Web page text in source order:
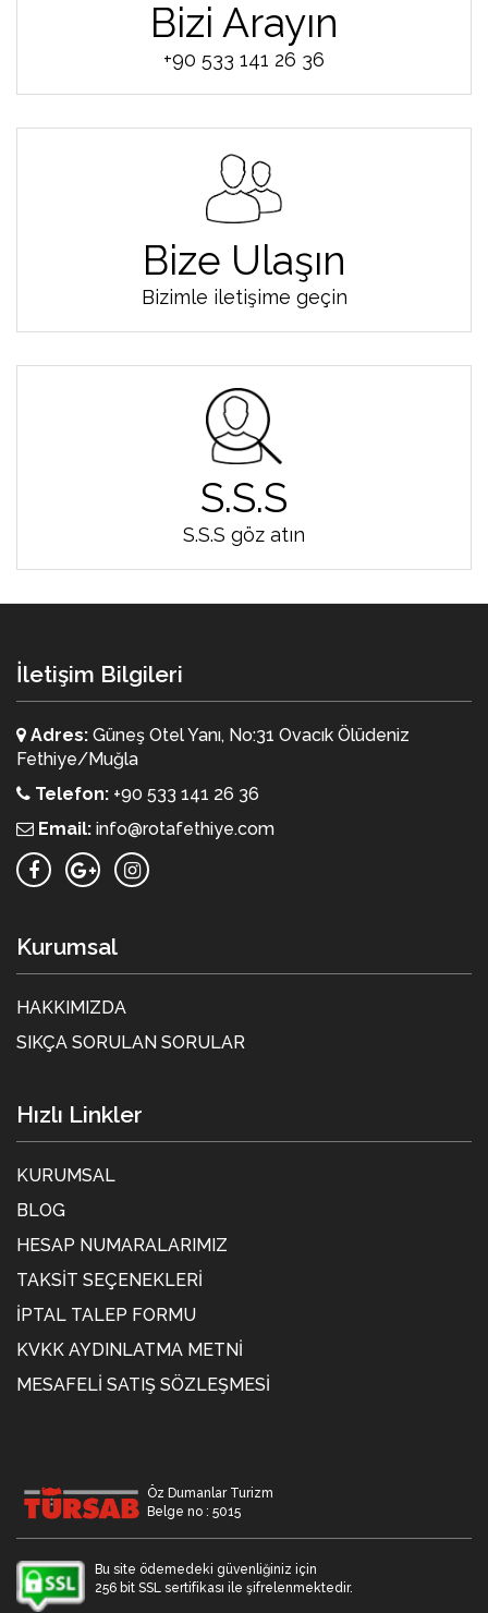
Bizi Arayın
+90 533 141 26 36
Bize Ulaşın
Bizimle iletişime geçin
S.S.S
S.S.S göz atın
İletişim Bilgileri
Adres: Güneş Otel Yanı, No:31 Ovacık Ölüdeniz
Fethiye/Muğla
Telefon: +90 533 141 26 36
Email: info@rotafethiye.com
Kurumsal
HAKKIMIZDA
SIKÇA SORULAN SORULAR
Hızlı Linkler
KURUMSAL
BLOG
HESAP NUMARALARIMIZ
TAKSIT SEÇENEKLERI
İPTAL TALEP FORMU
KVKK AYDINLATMA METNİ
MESAFELI SATIŞ SÖZLEŞMESI
Öz Dumanlar Turizm
Belge no : 5015
Bu site ödemedeki güvenliğiniz için
256 bit SSL sertifikası ile şifrelenmektedir.